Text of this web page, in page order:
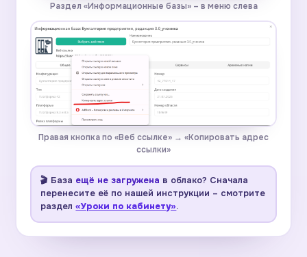
Раздел «Информационные базы» – в меню слева
Правая кнопка по «Веб ссылке» → «Копировать адрес
ссылки»
🎬 База ещё не загружена в облако? Сначала
перенесите её по нашей инструкции – смотрите
раздел«Уроки по кабинету».